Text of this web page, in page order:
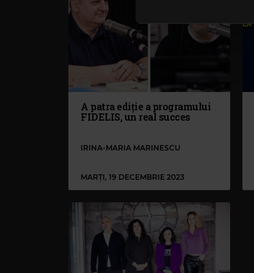
A patra ediție a programului
FIDELIS, un real succes
IRINA-MARIA MARINESCU
MARȚI, 19 DECEMBRIE 2023